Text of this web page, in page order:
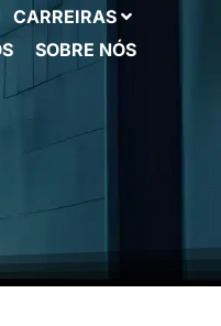
CARREIRAS
SOBRE NÓS